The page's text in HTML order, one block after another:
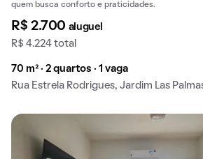
quem busca conforto e praticidades.
R$ 2.700 aluguel
R$ 4.224 total
70 m² · 2 quartos · 1 vaga
Rua Estrela Rodrigues, Jardim Las